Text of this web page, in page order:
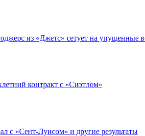
из «Джетс» сетует на упущенные
контракт с «Сиэтлом»
с «Сент-Луисом» и другие результаты